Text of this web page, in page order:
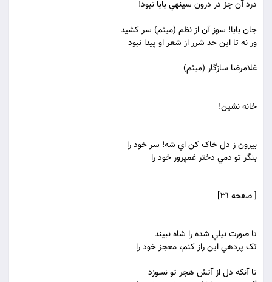
درد آن جز در درون سينه‏ي بابا نبود!
جان بابا! سوز آن از نظم (ميثم) سر کشيد
ور نه تا اين حد شرر از شعر او پيدا نبود
غلامرضا سازگار (ميثم)
خانه نشين!
بيرون ز دل خاک کن اي شه! سر خود را
بنگر تو دمي دختر غمپرور خود را
[ صفحه 31]
تا صورت نيلي شده را شاه نبيند
تک پرده‏ي اين راز کنم، معجز خود را
تا آنکه دل از آتش هجر تو نسوزد